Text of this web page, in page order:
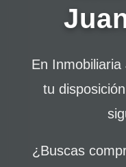
En
tu
¿Buscas